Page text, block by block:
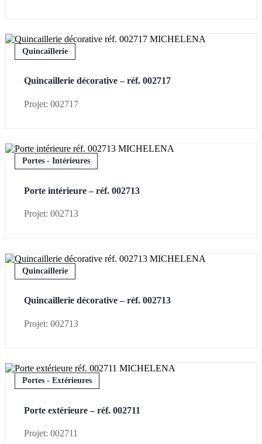
Quincaillerie
Quincaillerie décorative – réf. 002717
Projet: 002717
Portes - Intérieures
Porte intérieure – réf. 002713
Projet: 002713
Quincaillerie
Quincaillerie décorative – réf. 002713
Projet: 002713
Portes - Extérieures
Porte extérieure – réf. 002711
Projet: 002711